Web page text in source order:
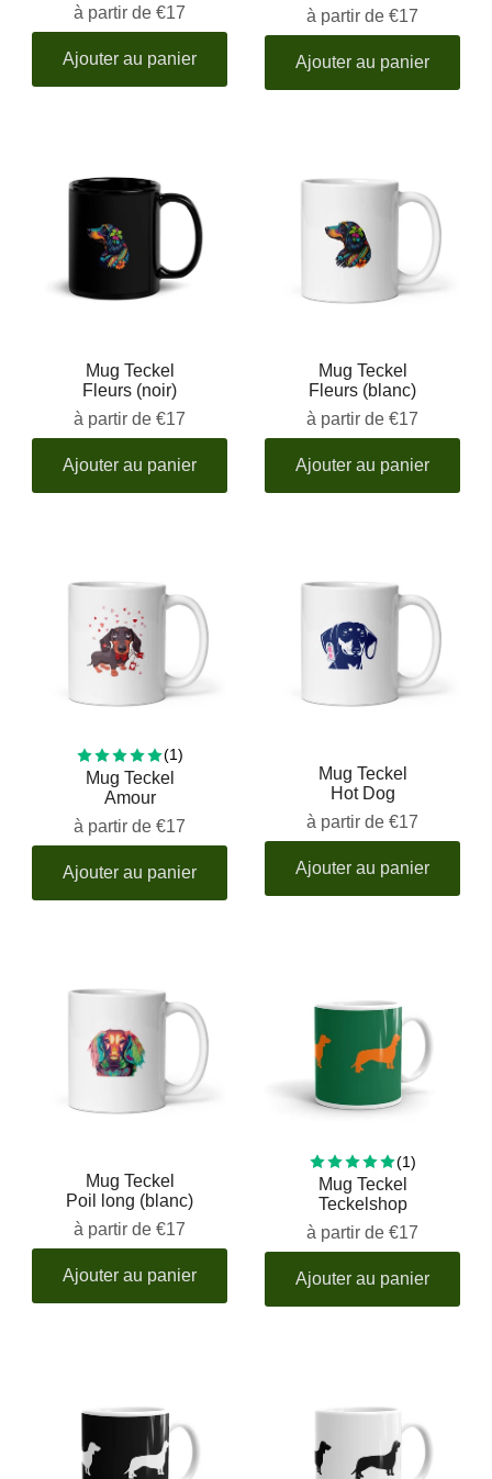
à partir de €17
Ajouter au panier
à partir de €17
Ajouter au panier
Mug Teckel
Fleurs (noir)
à partir de €17
Ajouter au panier
Mug Teckel
Fleurs (blanc)
à partir de €17
Ajouter au panier
(1)
Mug Teckel
Amour
à partir de €17
Ajouter au panier
Mug Teckel
Hot Dog
à partir de €17
Ajouter au panier
Mug Teckel
Poil long (blanc)
à partir de €17
Ajouter au panier
(1)
Mug Teckel
Teckelshop
à partir de €17
Ajouter au panier